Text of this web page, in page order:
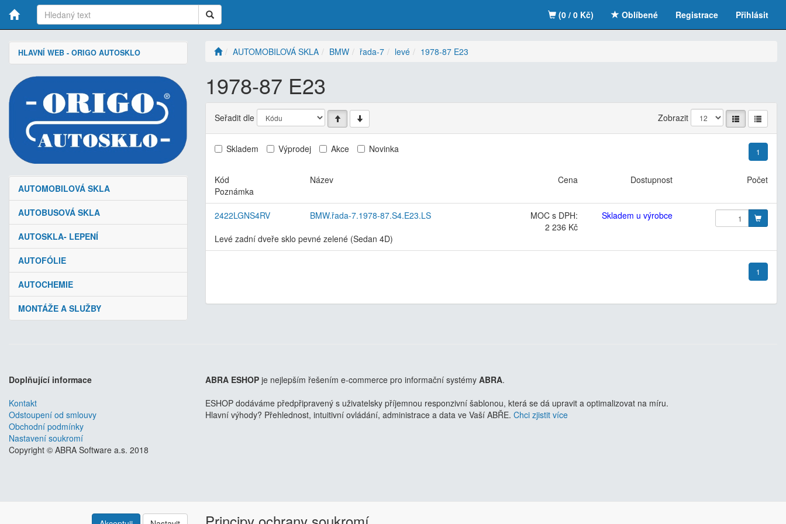
Registrace Přihlásit
(0 / 0 Kč) Oblíbené
HLAVNÍ WEB - ORIGO AUTOSKLO
AUTOMOBILOVÁ SKLA
AUTOBUSOVÁ SKLA
AUTOSKLA- LEPENÍ
AUTOFÓLIE
AUTOCHEMIE
MONTÁŽE A SLUŽBY
AUTOMOBILOVÁ SKLA BMW řada-7 levé 1978-87 E23
1978-87 E23
Seřadit dle Zobrazit
Skladem Výprodej Akce Novinka 1
Kód Název Cena Dostupnost
Počet
Poznámka
2422LGNS4RV BMW.řada-7.1978-87.S4.E23.LS
MOC s DPH:
2 236 Kč
Skladem u výrobce
Levé zadní dveře sklo pevné zelené (Sedan 4D)
1
Doplňující informace
Kontakt
Odstoupení od smlouvy
Obchodní podmínky
Nastavení soukromí
ABRA ESHOP je nejlepším řešením e-commerce pro informační systémy ABRA.
ESHOP dodáváme předpřipravený s uživatelsky příjemnou responzivní šablonou, která se dá upravit a optimalizovat na míru.
Hlavní výhody? Přehlednost, intuitivní ovládání, administrace a data ve Vaší ABŘE. Chci zjistit více
Copyright © ABRA Software a.s. 2018